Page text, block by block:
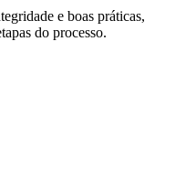
e boas práticas,
do processo.